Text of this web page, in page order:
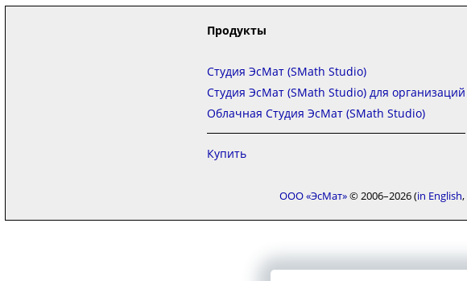
Продукты
Студия ЭсМат (SMath Studio)
Студия ЭсМат (SMath Studio) для организаций
Облачная Студия ЭсМат (SMath Studio)
Купить
ООО «ЭсМат»© 2006–2026 in English